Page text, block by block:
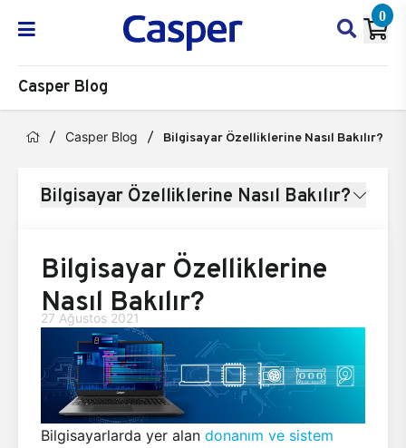
0
Casper Blog
Casper Blog Bilgisayar Özelliklerine Nasıl Bakılır?
Bilgisayar Özelliklerine Nasıl Bakılır?
Bilgisayar Özelliklerine
Nasıl Bakılır?
27 Ağustos 2021
Bilgisayarlarda yer alan donanım ve sistem